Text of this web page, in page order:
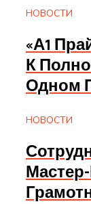
НОВОСТИ
«А1
К
Одном
НОВОСТИ